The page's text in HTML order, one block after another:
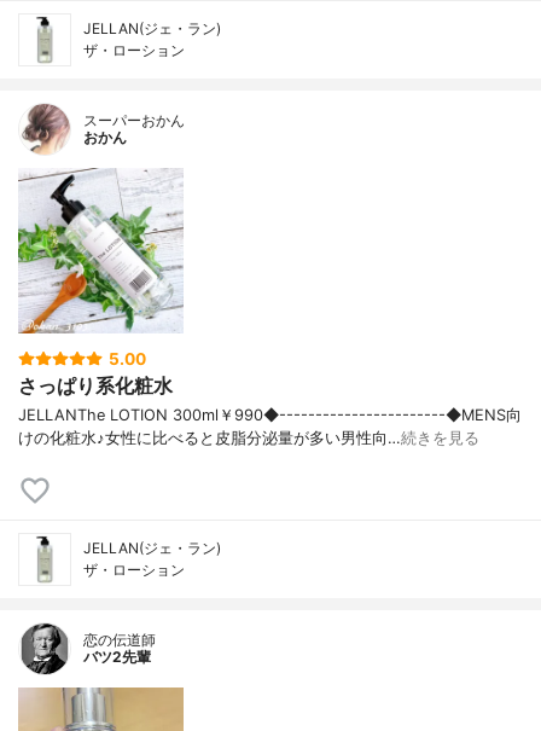
JELLAN(ジェ・ラン)
ザ・ローション
スーパーおかん
おかん
5.00
さっぱり系化粧水
JELLANThe LOTION 300ml￥990◆-----------------------◆MENS向
けの化粧水♪女性に比べると皮脂分泌量が多い男性向…続きを見る
JELLAN(ジェ・ラン)
ザ・ローション
恋の伝道師
バツ2先輩